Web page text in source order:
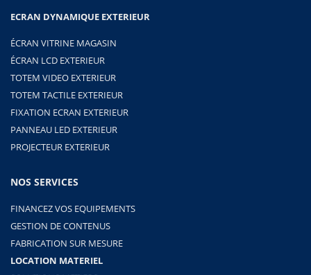
ECRAN DYNAMIQUE EXTERIEUR
ÉCRAN VITRINE MAGASIN
ÉCRAN LCD EXTERIEUR
TOTEM VIDEO EXTERIEUR
TOTEM TACTILE EXTERIEUR
FIXATION ECRAN EXTERIEUR
PANNEAU LED EXTERIEUR
PROJECTEUR EXTERIEUR
NOS SERVICES
FINANCEZ VOS EQUIPEMENTS
GESTION DE CONTENUS
FABRICATION SUR MESURE
LOCATION MATERIEL